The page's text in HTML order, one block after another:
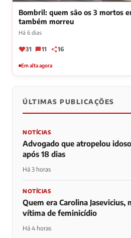
Bombril: quem são os 3 mortos
também morreu
Há 6 dias
31 11 16
Em alta agora
ÚLTIMAS PUBLICAÇÕES
NOTÍCIAS
Advogado que atropelou
após 18 dias
Há 3 horas
NOTÍCIAS
Quem era Carolina Jasevicius,
vítima de feminicídio
Há 4 horas